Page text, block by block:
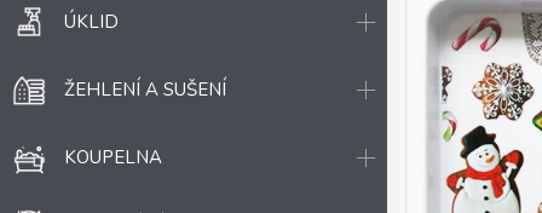
ÚKLID
ŽEHLENÍ A SUŠENÍ
KOUPELNA